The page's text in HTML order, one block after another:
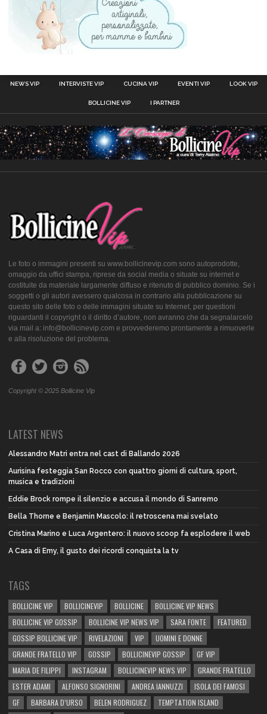
NEWS VIP INTERVISTE VIP CUCINA VIP EVENTI VIP LOOK VIP
BOLLICINE VIP I PARTNER
Le foto o immagini presenti su www.bollicinevip.com sono autoprodotte,
omaggio da uffici stampa, riprese da social media o situate su internet e
costituite da materiale largamente diffuso e ritenuto di pubblico dominio. Se i
soggetti o gli autori avessero qualcosa in contrario alla pubblicazione su
questo sito delle foto o delle immagini situate su Internet, per questioni
riguardanti il copyright o il diritto d’autore, non avranno che da segnalarcelo
via mail a: info@bollicinevip.com e provvederemo prontamente a rimuoverle
e alla risoluzione del problema.
Copyright © 2025 Bollicine Vip
LATEST NEWS
Alessandro Matri entra nel cast di Ballando 2026
Aurisina festeggia San Rocco con quattro giorni di cultura, sport,
musica e tradizioni
Eddie Brock rompe il silenzio e accusa il mondo di Sanremo
Bella Thorne e Benjamin Mascolo: il retroscena mai svelato
Cristina Marino e Luca Argentero: il nuovo scoop fa esplodere il web
A Casa di Emy, il gusto dei ricordi conquista la tv
TAGS
BOLLICINE VIP BOLLICINEVIP BOLLICINE
BOLLICINE VIP NEWS
BOLLICINE VIP GOSSIP
BOLLICINE VIP NEWS VIP SARA FONTE
FEATURED
GOSSIP BOLLICINE VIP
RIVELAZIONI VIP
UOMINI E DONNE
GRANDE FRATELLO VIP
GOSSIP BOLLICINEVIP GOSSIP
GF VIP
MARIA DE FILIPPI
INSTAGRAM BOLLICINEVIP NEWS VIP
GRANDE FRATELLO
ESTER ADAMI
ALFONSO SIGNORINI ANDREA IANNUZZI
ISOLA DEI FAMOSI
GF
BARBARA D’URSO BELEN RODRIGUEZ
TEMPTATION ISLAND